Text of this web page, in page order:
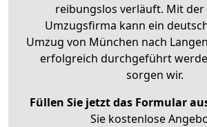
reibungslos verläuft. Mit
Umzugsfirma kann ein
Umzug von München nach
erfolgreich durchgeführt
sorgen wir.
Füllen Sie jetzt das Formular
Sie kostenlose